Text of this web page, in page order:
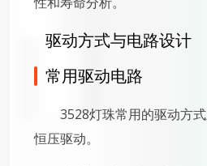
驱动方式与电路设计
常用驱动电路
3528灯珠常用的驱动方
恒压驱动。